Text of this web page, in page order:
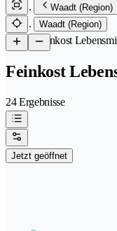
Waadt (Region)
Waadt (Region)
/Feinkost
Feinkost
24 Ergebnisse
Jetzt geöffnet